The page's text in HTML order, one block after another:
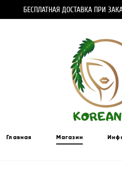
БЕСПЛАТНАЯ ДОСТАВКА ПРИ
Главная Магазин